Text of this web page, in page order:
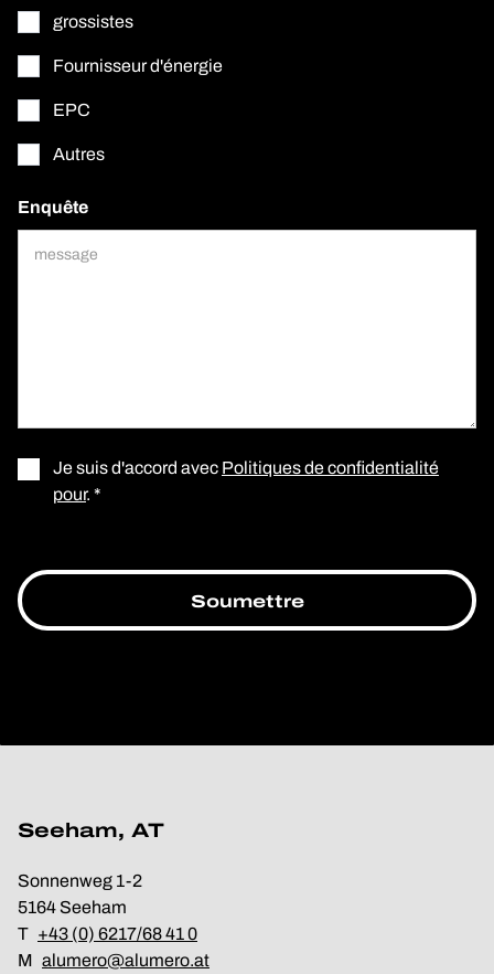
grossistes
Fournisseur d'énergie
EPC
Autres
Enquête
Je suis d'accord avec Politiques de confidentialité
pour. *
Seeham, AT
Sonnenweg 1-2
5164 Seeham
T +43 (0) 6217/68 41 0
M alumero@alumero.at